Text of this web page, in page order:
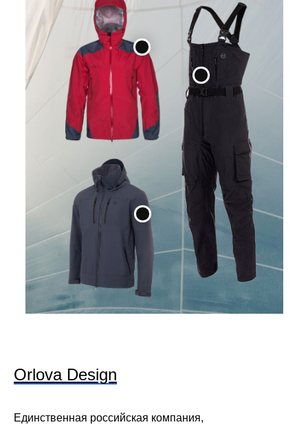
Orlova Design
Единственная российская компания,